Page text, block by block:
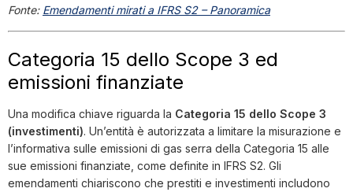
Fonte: Emendamenti mirati a IFRS S2 – Panoramica
Categoria 15 dello Scope 3 ed
emissioni finanziate
Una modifica chiave riguarda la Categoria 15 dello Scope 3
(investimenti). Un’entità è autorizzata a limitare la misurazione e
l’informativa sulle emissioni di gas serra della Categoria 15 alle
sue emissioni finanziate, come definite in IFRS S2. Gli
emendamenti chiariscono che prestiti e investimenti includono